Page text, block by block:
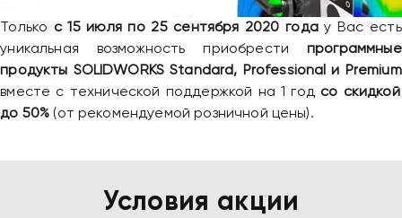
Только с 15 июля по 25 сентября 2020 годау Вас есть
уникальная возможность приобрести программные
продукты SOLIDWORKS Standard, Professional и Premium
вместе с технической поддержкой на 1 год со скидкой
до 50% (от рекомендуемой розничной цены).
Условия акции